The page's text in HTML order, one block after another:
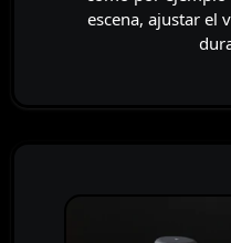
escena, ajustar el